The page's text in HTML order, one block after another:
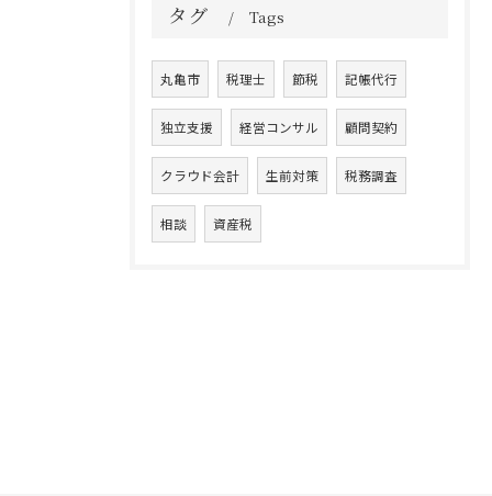
タグ Tags
丸亀市 税理士 節税 記帳代行
独立支援 経営コンサル 顧問契約
クラウド会計 生前対策 税務調査
相談 資産税